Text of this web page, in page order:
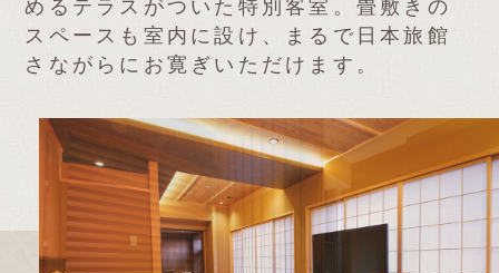
めるテラスがついた特別客室。 畳敷きの
スペースも室内に設け、まるで日本旅館
さながらにお寛ぎいただけます。